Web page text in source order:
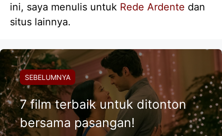
ini, saya menulis untuk Rede Ardente dan
situs lainnya.
SEBELUMNYA
7 film terbaik untuk ditonton
bersama pasangan!